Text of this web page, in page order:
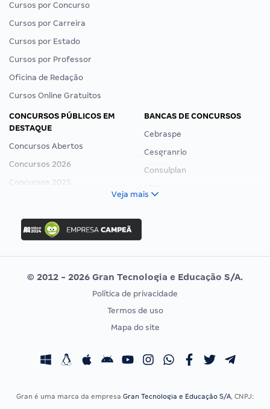
Cursos por Concurso
Cursos por Carreira
Cursos por Estado
Cursos por Professor
Oficina de Redação
Cursos Online Gratuitos
CONCURSOS PÚBLICOS EM
DESTAQUE
Concursos Abertos
Concursos 2026
Concursos 2025
Concurso Ibama
Concurso MPU
Editais publicados
BANCAS DE CONCURSOS
Cebraspe
Cesgranrio
Consulplan
Vunesp
CONCURSOS POR PROFISSÃO
Concursos Fiscais
EXAME DE ORDEM
Calendário OAB
Veja mais
© 2012 - 2026 Gran Tecnologia e Educação S/A.
Política de privacidade
Termos de uso
Mapa do site
Gran é uma marca da empresa Gran Tecnologia e Educação S/A, CNPJ: